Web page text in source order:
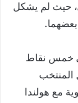
حيث لم يشكل
خمس نقاط
المنتخب
متساوية مع هولندا